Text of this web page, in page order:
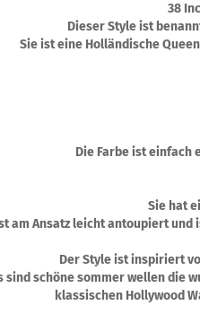
38
Dieser Style ist
Sie ist eine Holländische
Die Farbe ist einfach
Sie hat
am Ansatz leicht antoupiert und
Der Style ist inspiriert
sind schöne sommer wellen die
klassischen Hollywood